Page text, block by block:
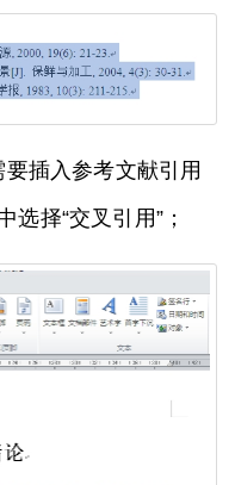
插入参考文献引用
选择“交叉引用”；